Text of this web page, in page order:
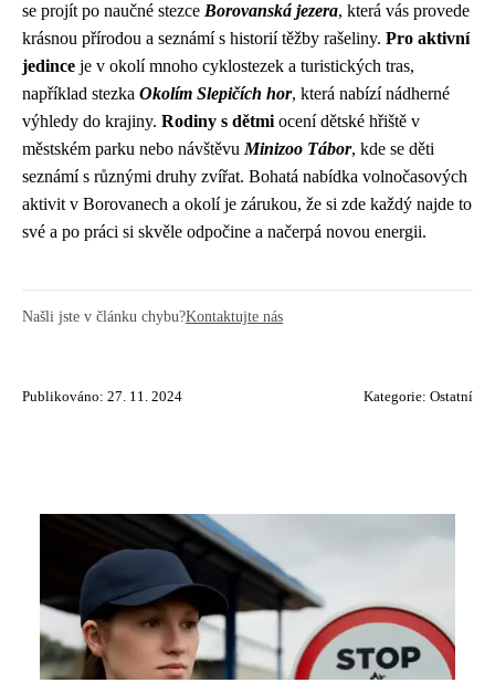
se projít po naučné stezce Borovanská jezera, která vás provede
krásnou přírodou a seznámí s historií těžby rašeliny. Pro aktivní
jedince je v okolí mnoho cyklostezek a turistických tras,
například stezka Okolím Slepičích hor, která nabízí nádherné
výhledy do krajiny. Rodiny s dětmi ocení dětské hřiště v
městském parku nebo návštěvu Minizoo Tábor, kde se děti
seznámí s různými druhy zvířat. Bohatá nabídka volnočasových
aktivit v Borovanech a okolí je zárukou, že si zde každý najde to
své a po práci si skvěle odpočine a načerpá novou energii.
Našli jste v článku chybu?Kontaktujte nás
Publikováno: 27. 11. 2024 Kategorie: Ostatní